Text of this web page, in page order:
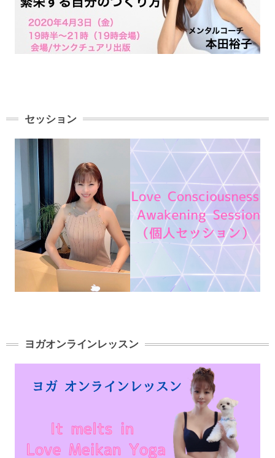
セッション
ヨガオンラインレッスン